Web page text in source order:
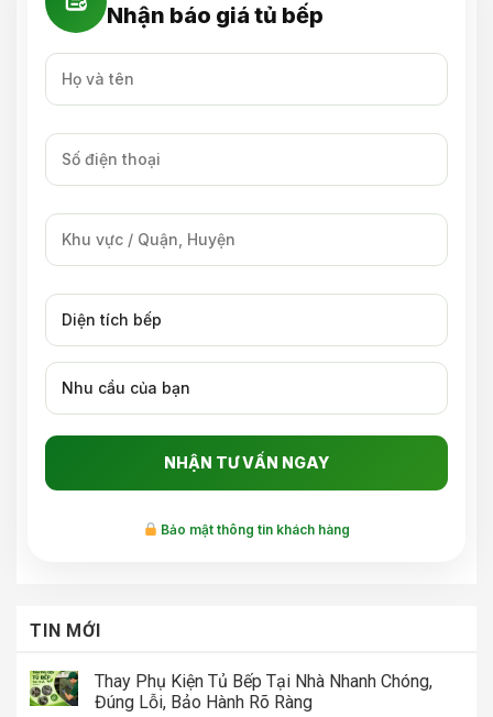
Nhận báo giá tủ bếp
Bảo mật thông tin khách hàng
TIN MỚI
Thay Phụ Kiện Tủ Bếp Tại Nhà Nhanh Chóng,
Đúng Lỗi, Bảo Hành Rõ Ràng